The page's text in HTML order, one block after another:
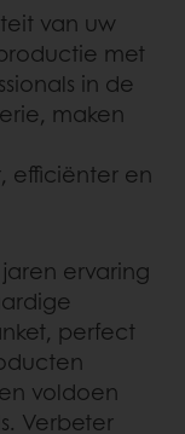
van uw
met
in de
maken
efficiënter en
ervaring
perfect
voldoen
Verbeter